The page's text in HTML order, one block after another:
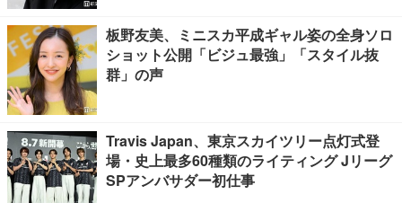
板野友美、ミニスカ平成ギャル姿の全身ソロ
ショット公開「ビジュ最強」「スタイル抜
群」の声
Travis Japan、東京スカイツリー点灯式登
場・史上最多60種類のライティング Jリーグ
SPアンバサダー初仕事